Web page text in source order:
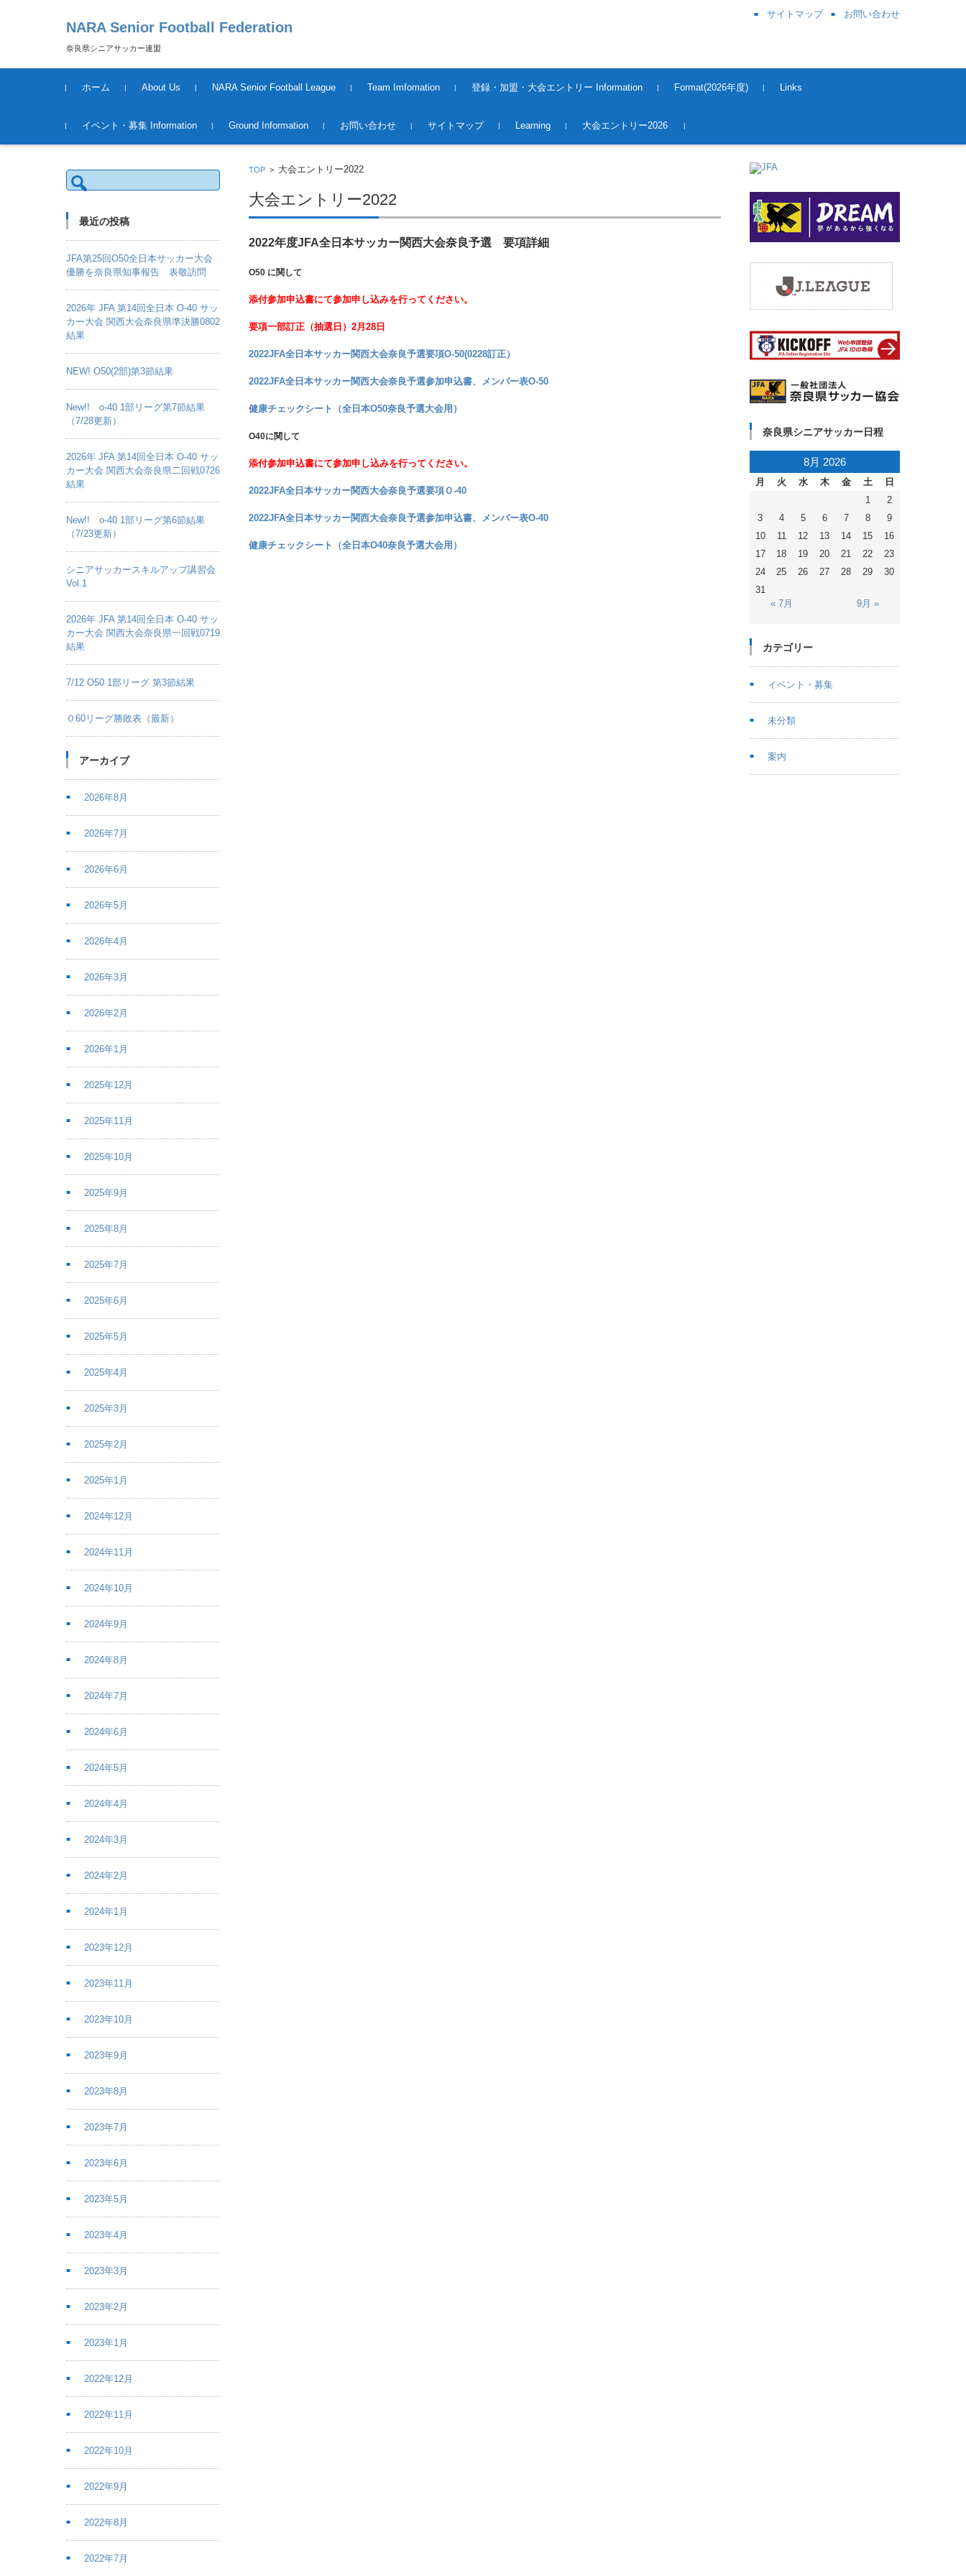
NARA Senior Football Federation
奈良県シニアサッカー連盟
サイトマップ お問い合わせ
コンテンツに移動
ホーム
About Us NARA Senior Football League
運営について
League Schedule &Result 2008〜2013Season
2014〜2015Season
2015〜2016Season
2016〜2017Season
2017〜2018Season
2018〜2019season
2019~2020season
2020〜2021 season
2021〜2022 season
2022〜2023 season
2023〜2024 season
2024〜2025 season
2025〜2026 Season
Tournament Information &
2016〜2017 Season（大
2017〜2018 Season（大
2018~2019season（大会）
2019～2020season（大会）
2020～2021season（大会）
2021～2022season（大会）
2022～2023season（大会）
2023～2024season（大会）
2024〜2025season(大会）
2025〜2026season(大会）
Team Imfomation
Premiere League Team
1st.Division Team
2nd.Division Team
Middles League Team【O5
登録・加盟・大会エントリー Information
登録・加盟
大会エントリー 2017
大会エントリー 2018
大会エントリー2019
大会エントリー2020
大会エントリー2021
大会エントリー2022
大会エントリー2023
大会エントリー2026
Format(2026年度) Links
イベント・募集 Information Ground Information お問い合わせ サイトマップ Learning 大会エントリー2026
TOP > 大会エントリー2022
大会エントリー2022
2022年度JFA全日本サッカー関西大会奈良予選 要項詳細
O50 に関して
添付参加申込書にて参加申し込みを行ってください。
要項一部訂正（抽選日）2月28日
2022JFA全日本サッカー関西大会奈良予選要項O-50(0228訂正）
2022JFA全日本サッカー関西大会奈良予選参加申込書、メンバー表O-50
健康チェックシート（全日本O50奈良予選大会用）
O40に関して
添付参加申込書にて参加申し込みを行ってください。
2022JFA全日本サッカー関西大会奈良予選要項Ｏ-40
2022JFA全日本サッカー関西大会奈良予選参加申込書、メンバー表O-40
健康チェックシート（全日本O40奈良予選大会用）
検
索:
最近の投稿
JFA第25回O50全日本サッカー大会
優勝を奈良県知事報告 表敬訪問
2026年 JFA 第14回全日本 O-40 サッ
カー大会 関西大会奈良県準決勝0802
結果
NEW! O50(2部)第3節結果
New!! o-40 1部リーグ第7節結果
（7/28更新）
2026年 JFA 第14回全日本 O-40 サッ
カー大会 関西大会奈良県二回戦0726
結果
New!! o-40 1部リーグ第6節結果
（7/23更新）
シニアサッカースキルアップ講習会
Vol.1
2026年 JFA 第14回全日本 O-40 サッ
カー大会 関西大会奈良県一回戦0719
結果
7/12 O50 1部リーグ 第3節結果
０60リーグ勝敗表（最新）
アーカイブ
2026年8月
2026年7月
2026年6月
2026年5月
2026年4月
2026年3月
2026年2月
2026年1月
2025年12月
2025年11月
2025年10月
2025年9月
2025年8月
2025年7月
2025年6月
2025年5月
2025年4月
2025年3月
2025年2月
2025年1月
2024年12月
2024年11月
2024年10月
2024年9月
2024年8月
2024年7月
2024年6月
2024年5月
2024年4月
2024年3月
2024年2月
2024年1月
2023年12月
2023年11月
2023年10月
2023年9月
2023年8月
2023年7月
2023年6月
2023年5月
2023年4月
2023年3月
2023年2月
2023年1月
2022年12月
2022年11月
2022年10月
2022年9月
2022年8月
2022年7月
奈良県シニアサッカー日程
8月 2026
月 火 水 木 金 土
日
1
2
3
4 5 6 7 8
9
10
11 12 13 14 15
16
17
18 19 20 21 22
23
24
25 26 27 28 29
30
31
« 7月
9月 »
カテゴリー
イベント・募集
未分類
案内